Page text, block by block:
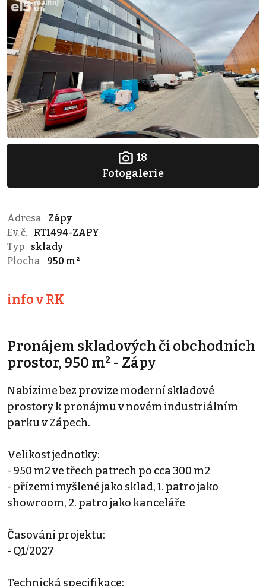
18
Fotogalerie
Adresa
Zápy
Ev. č.
RT1494-ZAPY
Typ
sklady
Plocha
950 m²
info v RK
Pronájem skladových či obchodních
prostor, 950 m² - Zápy
Nabízíme bez provize moderní skladové
prostory k pronájmu v novém industriálním
parku v Zápech.
Velikost jednotky:
- 950 m2 ve třech patrech po cca 300 m2
- přízemí myšlené jako sklad, 1. patro jako
showroom, 2. patro jako kanceláře
Časování projektu:
- Q1/2027
Technická specifikace: